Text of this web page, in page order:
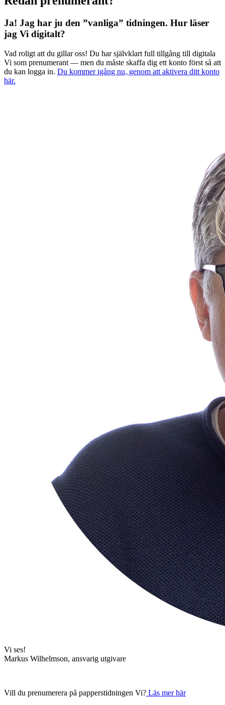
Ja! Jag har ju den ”vanliga” tidningen. Hur läser
jag Vi digitalt?
Vad roligt att du gillar oss! Du har självklart full tillgång till digitala
Vi som prenumerant — men du måste skaffa dig ett konto först så att
du kan logga in. Du kommer igång nu, genom att aktivera ditt konto
här.
Vi ses!
Markus Wilhelmson, ansvarig utgivare
Vill du prenumerera på papperstidningen Vi? Läs mer här